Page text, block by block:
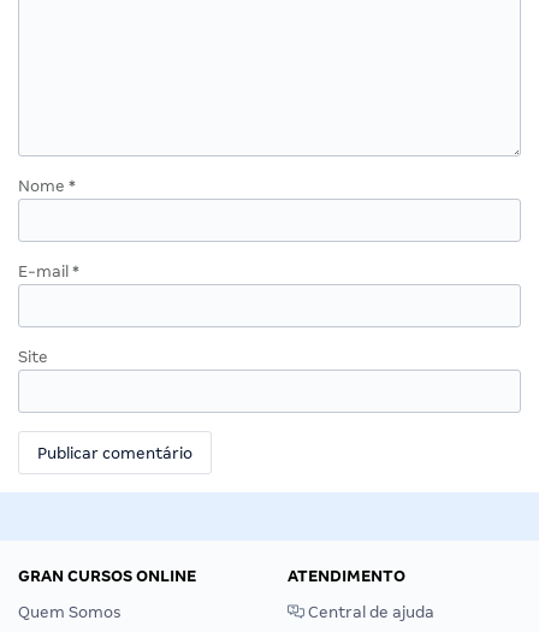
Nome *
E-mail *
Site
GRAN CURSOS ONLINE
Quem Somos
ATENDIMENTO
Central de ajuda